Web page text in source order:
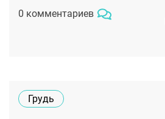
необходимость в каких-то
внешности, буду обращаться
0 комментариев
Грудь